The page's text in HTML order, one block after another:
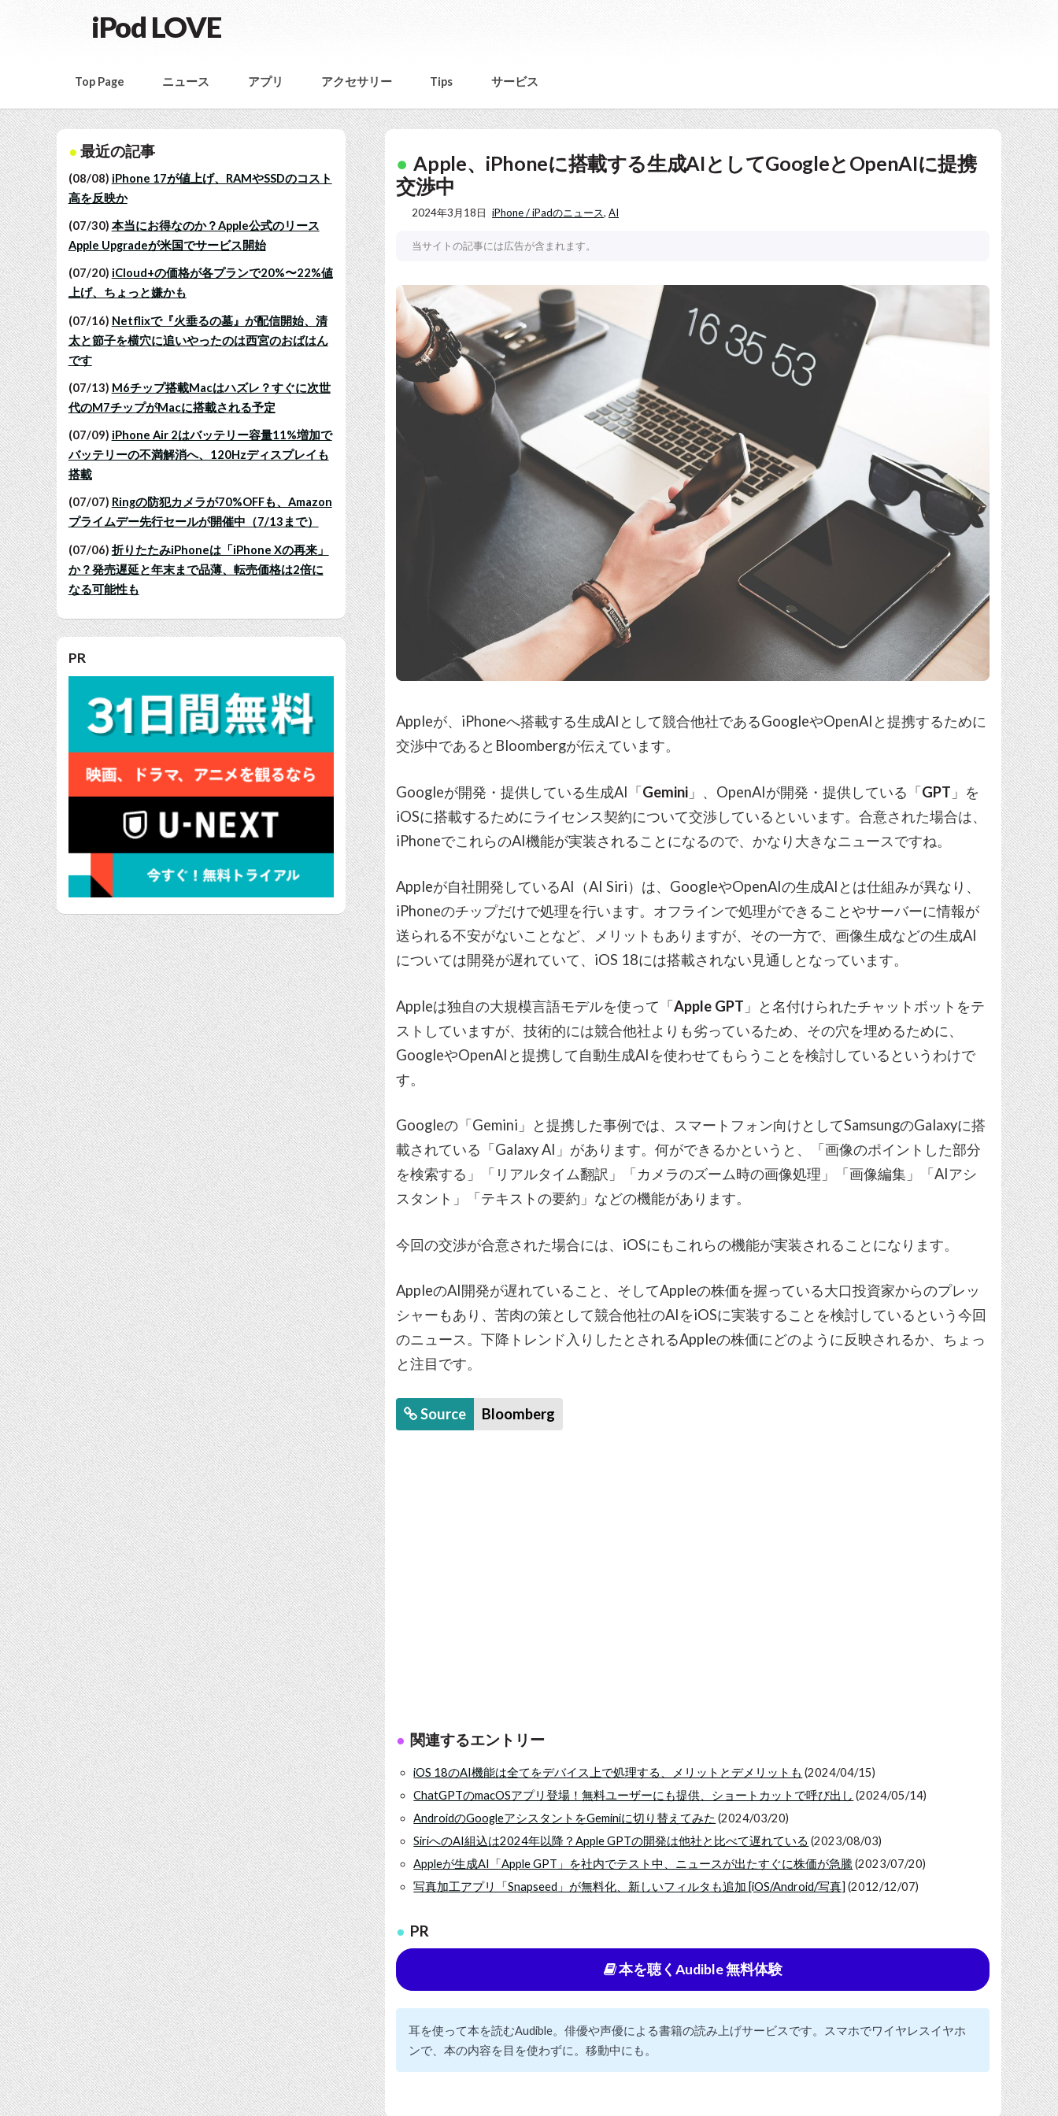
iPod LOVE
Top Page ニュース アプリ アクセサリー Tips サービス
最近の記事
(08/08) iPhone 17が値上げ、RAMやSSDのコスト
高を反映か
(07/30) 本当にお得なのか？Apple公式のリース
Apple Upgradeが米国でサービス開始
(07/20) iCloud+の価格が各プランで20%〜22%値
上げ、ちょっと嫌かも
(07/16) Netflixで『火垂るの墓』が配信開始、清
太と節子を横穴に追いやったのは西宮のおばはん
です
(07/13) M6チップ搭載Macはハズレ？すぐに次世
代のM7チップがMacに搭載される予定
(07/09) iPhone Air 2はバッテリー容量11%増加で
バッテリーの不満解消へ、120Hzディスプレイも
搭載
(07/07) Ringの防犯カメラが70%OFFも、Amazon
プライムデー先行セールが開催中（7/13まで）
(07/06) 折りたたみiPhoneは「iPhone Xの再来」
か？発売遅延と年末まで品薄、転売価格は2倍に
なる可能性も
PR
Apple、iPhoneに搭載する生成AIとしてGoogleとOpenAIに提携
交渉中
2024年3月18日 iPhone / iPadのニュース,AI
当サイトの記事には広告が含まれます。
Appleが、iPhoneへ搭載する生成AIとして競合他社であるGoogleやOpenAIと提携するために
交渉中であるとBloombergが伝えています。
Googleが開発・提供している生成AI「Gemini 」、OpenAIが開発・提供している「GPT 」を
iOSに搭載するためにライセンス契約について交渉しているといいます。合意された場合は、
iPhoneでこれらのAI機能が実装されることになるので、かなり大きなニュースですね。
Appleが自社開発しているAI（AI Siri）は、GoogleやOpenAIの生成AIとは仕組みが異なり、
iPhoneのチップだけで処理を行います。オフラインで処理ができることやサーバーに情報が
送られる不安がないことなど、メリットもありますが、その一方で、画像生成などの生成AI
については開発が遅れていて、iOS 18には搭載されない見通しとなっています。
Appleは独自の大規模言語モデルを使って「Apple GPT 」と名付けられたチャットボットをテ
ストしていますが、技術的には競合他社よりも劣っているため、その穴を埋めるために、
GoogleやOpenAIと提携して自動生成AIを使わせてもらうことを検討しているというわけで
す。
Googleの「Gemini」と提携した事例では、スマートフォン向けとしてSamsungのGalaxyに搭
載されている「Galaxy AI」があります。何ができるかというと、「画像のポイントした部分
を検索する」「リアルタイム翻訳」「カメラのズーム時の画像処理」「画像編集」「AIアシ
スタント」「テキストの要約」などの機能があります。
今回の交渉が合意された場合には、iOSにもこれらの機能が実装されることになります。
AppleのAI開発が遅れていること、そしてAppleの株価を握っている大口投資家からのプレッ
シャーもあり、苦肉の策として競合他社のAIをiOSに実装することを検討しているという今回
のニュース。下降トレンド入りしたとされるAppleの株価にどのように反映されるか、ちょっ
と注目です。
Source Bloomberg
関連するエントリー
iOS 18のAI機能は全てをデバイス上で処理する、メリットとデメリットも (2024/04/15)
ChatGPTのmacOSアプリ登場！無料ユーザーにも提供、ショートカットで呼び出し (2024/05/14)
AndroidのGoogleアシスタントをGeminiに切り替えてみた (2024/03/20)
SiriへのAI組込は2024年以降？Apple GPTの開発は他社と比べて遅れている (2023/08/03)
Appleが生成AI「Apple GPT」を社内でテスト中、ニュースが出たすぐに株価が急騰 (2023/07/20)
写真加工アプリ「Snapseed」が無料化、新しいフィルタも追加 [iOS/Android/写真] (2012/12/07)
PR
本を聴くAudible 無料体験
耳を使って本を読むAudible。俳優や声優による書籍の読み上げサービスです。スマホでワイヤレスイヤホ
ンで、本の内容を目を使わずに。移動中にも。